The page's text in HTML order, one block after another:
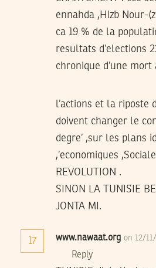
ennahda ,Hizb Nour-
ca 19 % de la
resultats d’elections
chronique d’une mort
l’actions et la riposte
doivent changer le
degre’ ,sur les plans
,’economiques
REVOLUTION .
SINON LA TUNISIE
JONTA MI.
17 www.nawaat.org on 12/
Reply